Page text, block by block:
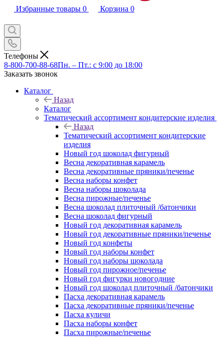
Избранные товары 0 Корзина 0
Телефоны
8-800-700-88-68Пн. – Пт.: с 9:00 до 18:00
Заказать звонок
Каталог
Назад
Каталог
Тематический ассортимент кондитерские изделия
Назад
Тематический ассортимент кондитерские
изделия
Новый год шоколад фигурный
Весна декоративная карамель
Весна декоративные пряники/печенье
Весна наборы конфет
Весна наборы шоколада
Весна пирожные/печенье
Весна шоколад плиточный /батончики
Весна шоколад фигурный
Новый год декоративная карамель
Новый год декоративные пряники/печенье
Новый год конфеты
Новый год наборы конфет
Новый год наборы шоколада
Новый год пирожное/печенье
Новый год фигурки новогодние
Новый год шоколад плиточный /батончики
Пасха декоративная карамель
Пасха декоративные пряники/печенье
Пасха куличи
Пасха наборы конфет
Пасха пирожные/печенье